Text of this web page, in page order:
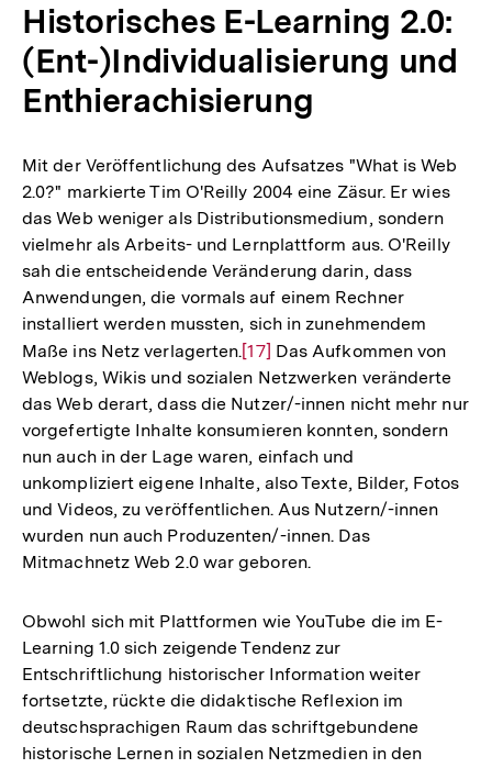
Historisches E-Learning 2.0:
(Ent-)Individualisierung und
Enthierachisierung
Mit der Veröffentlichung des Aufsatzes "What is Web
2.0?" markierte Tim O'Reilly 2004 eine Zäsur. Er wies
das Web weniger als Distributionsmedium, sondern
vielmehr als Arbeits- und Lernplattform aus. O'Reilly
sah die entscheidende Veränderung darin, dass
Anwendungen, die vormals auf einem Rechner
installiert werden mussten, sich in zunehmendem
Maße ins Netz verlagerten.Zur
Auflösung
der
Fußnote
[17] Das Aufkommen von
Weblogs, Wikis und sozialen Netzwerken veränderte
das Web derart, dass die Nutzer/-innen nicht mehr nur
vorgefertigte Inhalte konsumieren konnten, sondern
nun auch in der Lage waren, einfach und
unkompliziert eigene Inhalte, also Texte, Bilder, Fotos
und Videos, zu veröffentlichen. Aus Nutzern/-innen
wurden nun auch Produzenten/-innen. Das
Mitmachnetz Web 2.0 war geboren.
Obwohl sich mit Plattformen wie YouTube die im E-
Learning 1.0 sich zeigende Tendenz zur
Entschriftlichung historischer Information weiter
fortsetzte, rückte die didaktische Reflexion im
deutschsprachigen Raum das schriftgebundene
historische Lernen in sozialen Netzmedien in den